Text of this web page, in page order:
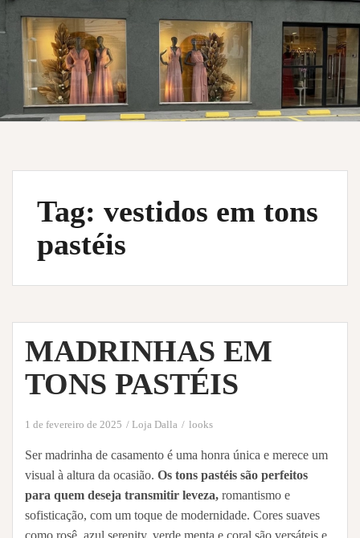
Tag: vestidos em tons
pastéis
MADRINHAS EM
TONS PASTÉIS
1 de fevereiro de 2025 Loja Dalla looks
Ser madrinha de casamento é uma honra única e merece um
visual à altura da ocasião. Os tons pastéis são perfeitos
para quem deseja transmitir leveza, romantismo e
sofisticação, com um toque de modernidade. Cores suaves
como rosê, azul serenity, verde menta e coral são versáteis e